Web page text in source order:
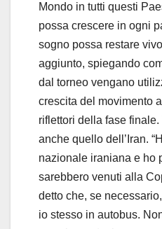
Mondo in tutti questi
possa crescere in ogni
sogno possa restare
aggiunto, spiegando
dal torneo vengano
crescita del movimento
riflettori della fase finale.
anche quello dell’Iran.
nazionale iraniana e ho
sarebbero venuti alla
detto che, se
io stesso in autobus.